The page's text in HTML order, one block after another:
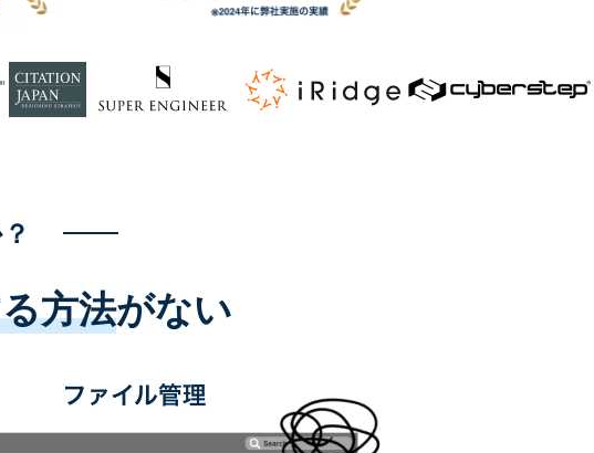
方法がない